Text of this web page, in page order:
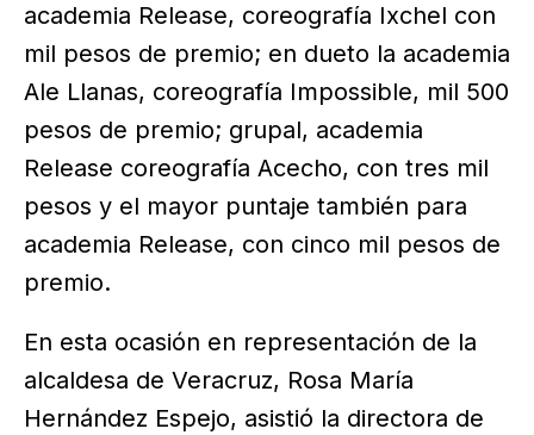
academia Release, coreografía Ixchel con
mil pesos de premio; en dueto la academia
Ale Llanas, coreografía Impossible, mil 500
pesos de premio; grupal, academia
Release coreografía Acecho, con tres mil
pesos y el mayor puntaje también para
academia Release, con cinco mil pesos de
premio.
En esta ocasión en representación de la
alcaldesa de Veracruz, Rosa María
Hernández Espejo, asistió la directora de